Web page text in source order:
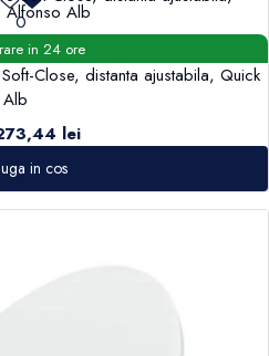
0
in 24 ore
Close, distanta ajustabila, Quick
lei
in cos